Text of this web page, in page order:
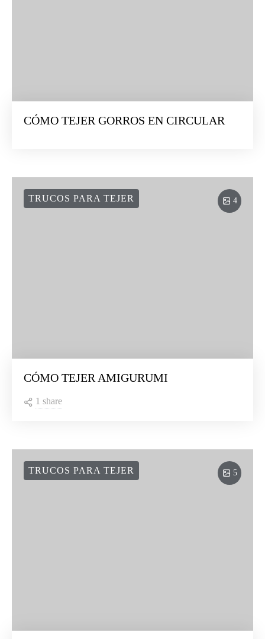
CÓMO TEJER GORROS EN CIRCULAR
4
TRUCOS PARA TEJER
CÓMO TEJER AMIGURUMI
1 share
5
TRUCOS PARA TEJER